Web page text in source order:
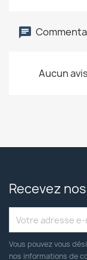
Aucun
Recevez
Vous pouvez vous
nos informations de